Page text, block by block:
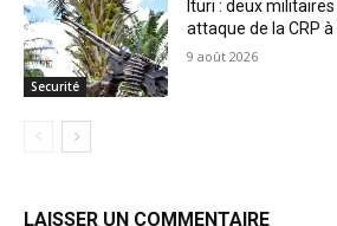
Securité
Ituri : deux
attaque de la CRP à
9 août 2026
LAISSER UN COMMENTAIRE